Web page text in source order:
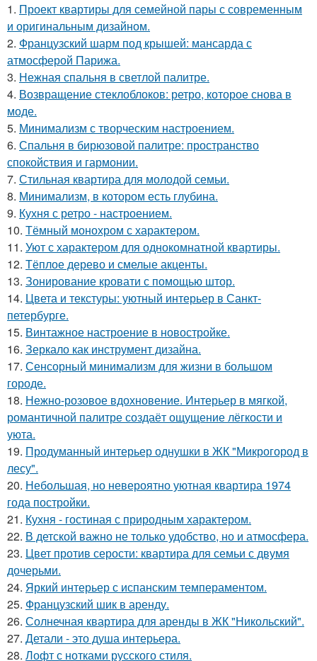
1. Проект квартиры для семейной пары с современным
и оригинальным дизайном.
2. Французский шарм под крышей: мансарда с
атмосферой Парижа.
3. Нежная спальня в светлой палитре.
4. Возвращение стеклоблоков: ретро, которое снова в
моде.
5. Минимализм с творческим настроением.
6. Спальня в бирюзовой палитре: пространство
спокойствия и гармонии.
7. Стильная квартира для молодой семьи.
8. Минимализм, в котором есть глубина.
9. Кухня с ретро - настроением.
10. Тёмный монохром с характером.
11. Уют с характером для однокомнатной квартиры.
12. Тёплое дерево и смелые акценты.
13. Зонирование кровати с помощью штор.
14. Цвета и текстуры: уютный интерьер в Санкт-
петербурге.
15. Винтажное настроение в новостройке.
16. Зеркало как инструмент дизайна.
17. Сенсорный минимализм для жизни в большом
городе.
18. Нежно-розовое вдохновение. Интерьер в мягкой,
романтичной палитре создаёт ощущение лёгкости и
уюта.
19. Продуманный интерьер однушки в ЖК "Микрогород в
лесу".
20. Небольшая, но невероятно уютная квартира 1974
года постройки.
21. Кухня - гостиная с природным характером.
22. В детской важно не только удобство, но и атмосфера.
23. Цвет против серости: квартира для семьи с двумя
дочерьми.
24. Яркий интерьер с испанским темпераментом.
25. Французский шик в аренду.
26. Солнечная квартира для аренды в ЖК "Никольский".
27. Детали - это душа интерьера.
28. Лофт с нотками русского стиля.